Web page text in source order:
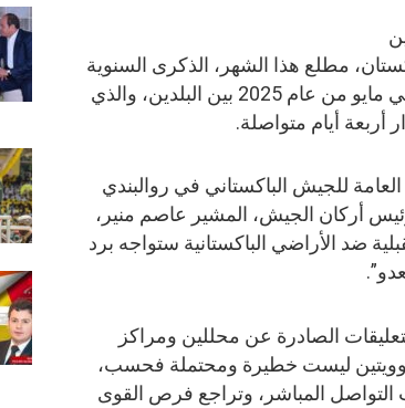
مطلع هذا الشهر، الذكرى السنوية
الأولى للنزاع العسكري العنيف والدموي الذي اندلع في مايو من عام 2025 بين البلدين، والذي
أيام متواصلة.
القيادة العامة للجيش الباكستاني في روالبندي
أركان الجيش، المشير عاصم منير،
ضد الأراضي الباكستانية ستواجه برد
الصادرة عن محللين ومراكز
ليست خطيرة ومحتملة فحسب،
التواصل المباشر، وتراجع فرص القوى